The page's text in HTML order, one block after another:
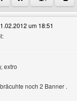
anzeigen
um 18:51
extro
noch 2 Banner .